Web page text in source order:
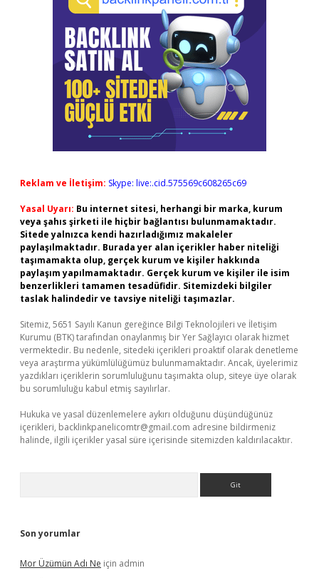
Reklam ve İletişim: Skype: live:.cid.575569c608265c69
Yasal Uyarı: Bu internet sitesi, herhangi bir marka, kurum
veya şahıs şirketi ile hiçbir bağlantısı bulunmamaktadır.
Sitede yalnızca kendi hazırladığımız makaleler
paylaşılmaktadır. Burada yer alan içerikler haber niteliği
taşımamakta olup, gerçek kurum ve kişiler hakkında
paylaşım yapılmamaktadır. Gerçek kurum ve kişiler ile isim
benzerlikleri tamamen tesadüfidir. Sitemizdeki bilgiler
taslak halindedir ve tavsiye niteliği taşımazlar.
Sitemiz, 5651 Sayılı Kanun gereğince Bilgi Teknolojileri ve İletişim
Kurumu (BTK) tarafından onaylanmış bir Yer Sağlayıcı olarak hizmet
vermektedir. Bu nedenle, sitedeki içerikleri proaktif olarak denetleme
veya araştırma yükümlülüğümüz bulunmamaktadır. Ancak, üyelerimiz
yazdıkları içeriklerin sorumluluğunu taşımakta olup, siteye üye olarak
bu sorumluluğu kabul etmiş sayılırlar.
Hukuka ve yasal düzenlemelere aykırı olduğunu düşündüğünüz
içerikleri, backlinkpanelicomtr@gmail.com adresine bildirmeniz
halinde, ilgili içerikler yasal süre içerisinde sitemizden kaldırılacaktır.
Son yorumlar
Mor Üzümün Adı Ne için admin